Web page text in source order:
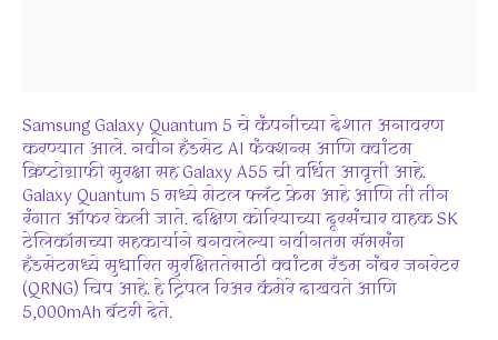
Samsung Galaxy Quantum 5 चे कंपनीच्या देशात अनावरण
करण्यात आले. नवीन हँडसेट AI फंक्शन्स आणि क्वांटम
क्रिप्टोग्राफी सुरक्षा सह Galaxy A55 ची वर्धित आवृत्ती आहे.
Galaxy Quantum 5 मध्ये मेटल फ्लॅट फ्रेम आहे आणि ती तीन
रंगात ऑफर केली जाते. दक्षिण कोरियाच्या दूरसंचार वाहक SK
टेलिकॉमच्या सहकार्याने बनवलेल्या नवीनतम सॅमसंग
हँडसेटमध्ये सुधारित सुरक्षिततेसाठी क्वांटम रँडम नंबर जनरेटर
(QRNG) चिप आहे. हे ट्रिपल रिअर कॅमेरे दाखवते आणि
5,000mAh बॅटरी देते.